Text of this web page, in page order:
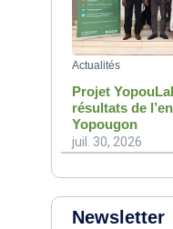
Actualités
Projet
résultats de
Yopougon
juil. 30, 2026
Newsletter